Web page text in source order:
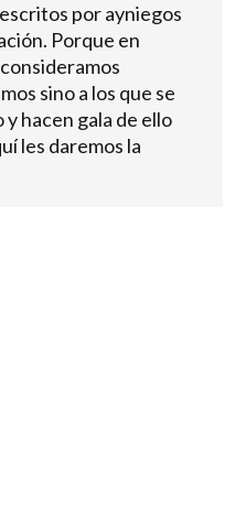
por ayniegos
Porque en
sino a los que se
hacen gala de ello
les daremos la